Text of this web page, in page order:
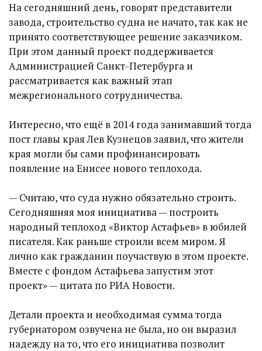
На сегодняшний день, говорят представители
завода, строительство судна не начато, так как не
принято соответствующее решение заказчиком.
При этом данный проект поддерживается
Администрацией Санкт-Петербурга и
рассматривается как важный этап
межрегионального сотрудничества.
Интересно, что ещё в 2014 года занимавший тогда
пост главы края Лев Кузнецов заявил, что жители
края могли бы сами профинансировать
появление на Енисее нового теплохода.
— Считаю, что суда нужно обязательно строить.
Сегодняшняя моя инициатива — построить
народный теплоход «Виктор Астафьев» в юбилей
писателя. Как раньше строили всем миром. Я
лично как гражданин поучаствую в этом проекте.
Вместе с фондом Астафьева запустим этот
проект» — цитата по РИА Новости.
Детали проекта и необходимая сумма тогда
губернатором озвучена не была, но он выразил
надежду на то, что его инициатива позволит